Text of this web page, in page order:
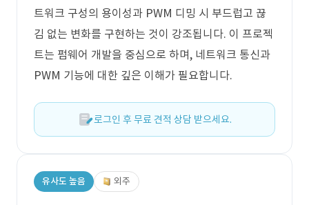
트워크 구성의 용이성과 PWM 디밍 시 부드럽고 끊
김 없는 변화를 구현하는 것이 강조됩니다. 이 프로젝
트는 펌웨어 개발을 중심으로 하며, 네트워크 통신과
PWM 기능에 대한 깊은 이해가 필요합니다.
로그인 후 무료 견적 상담 받으세요.
유사도 높음 외주